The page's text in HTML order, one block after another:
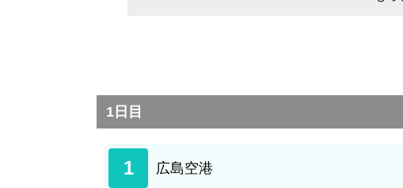
桃林山慈眼院医王寺
1日目
1 広島空港